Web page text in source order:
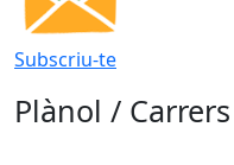
Subscriu-te
Plànol / Carrers